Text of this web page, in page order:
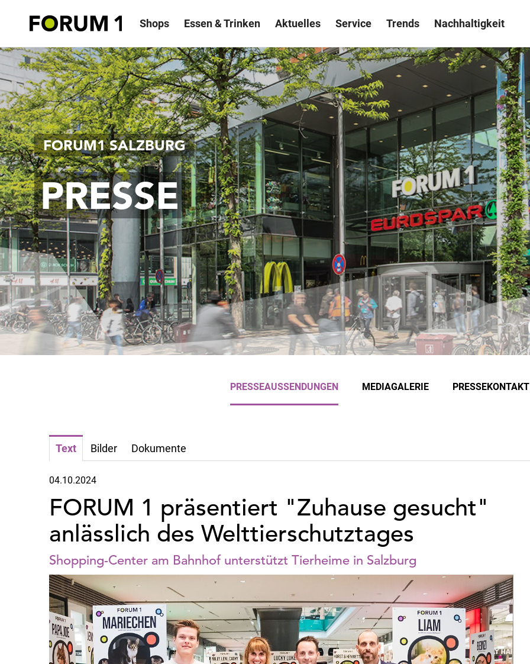
Shops Essen & Trinken Aktuelles Service Trends Nachhaltigkeit
FORUM1 SALZBURG
PRESSE
PRESSEAUSSENDUNGEN MEDIAGALERIE PRESSEKONTAKT
Text Bilder Dokumente
04.10.2024
FORUM 1 präsentiert "Zuhause gesucht"
anlässlich des Welttierschutztages
Shopping-Center am Bahnhof unterstützt Tierheime in Salzburg